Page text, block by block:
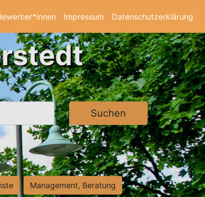
Impressum Datenschutzerklärung
Suchen
Management, Beratung